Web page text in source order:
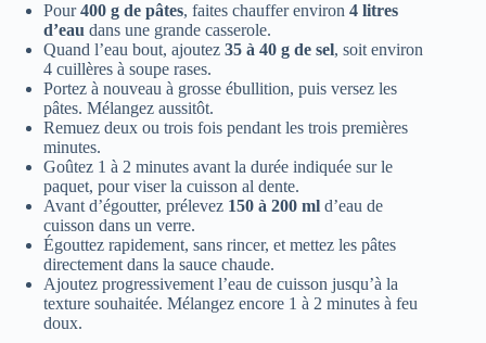
Pour400 g de pâtes, faites chauffer environ 4 litres
d’eau dans une grande casserole.
Quand l’eau bout, ajoutez 35 à 40 g de sel, soit environ
4 cuillères à soupe rases.
Portez à nouveau à grosse ébullition, puis versez les
pâtes. Mélangez aussitôt.
Remuez deux ou trois fois pendant les trois premières
minutes.
Goûtez 1 à 2 minutes avant la durée indiquée sur le
paquet, pour viser la cuisson al dente.
Avant d’égoutter, prélevez 150 à 200 ml d’eau de
cuisson dans un verre.
Égouttez rapidement, sans rincer, et mettez les pâtes
directement dans la sauce chaude.
Ajoutez progressivement l’eau de cuisson jusqu’à la
texture souhaitée. Mélangez encore 1 à 2 minutes à feu
doux.